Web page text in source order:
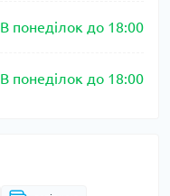
В понеділок до 18:00
В понеділок до 18:00